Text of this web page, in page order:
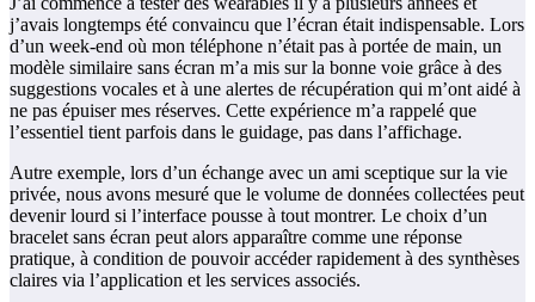
j’avais longtemps été convaincu que l’écran était indispensable. Lors
d’un week-end où mon téléphone n’était pas à portée de main, un
modèle similaire sans écran m’a mis sur la bonne voie grâce à des
suggestions vocales et à une alertes de récupération qui m’ont aidé à
ne pas épuiser mes réserves. Cette expérience m’a rappelé que
l’essentiel tient parfois dans le guidage, pas dans l’affichage.
Autre exemple, lors d’un échange avec un ami sceptique sur la vie
privée, nous avons mesuré que le volume de données collectées peut
devenir lourd si l’interface pousse à tout montrer. Le choix d’un
bracelet sans écran peut alors apparaître comme une réponse
pratique, à condition de pouvoir accéder rapidement à des synthèses
claires via l’application et les services associés.